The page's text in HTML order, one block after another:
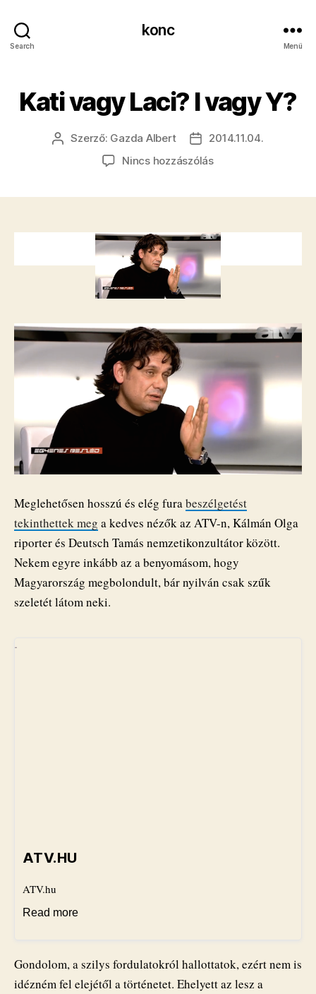
Search
konc
Menü
Kati vagy Laci? I vagy Y?
Bejegyzés
Szerző: Gazda Albert
Bejegyzés
dátuma
2014.11.04.
Nincs hozzászólása(z)
vagy
Y?
bejegyzéshez
Meglehetősen hosszú és elég furabeszélgetést
tekinthettek meg a kedves nézők az ATV-n, Kálmán Olga
riporter és Deutsch Tamás nemzetikonzultátor között.
Nekem egyre inkább az a benyomásom, hogy
Magyarország megbolondult, bár nyilván csak szűk
szeletét látom neki.
ATV.HU
ATV.hu
Read more
Gondolom, a szilys fordulatokról hallottatok, ezért nem is
idézném fel elejétől a történetet. Ehelyett az lesz a